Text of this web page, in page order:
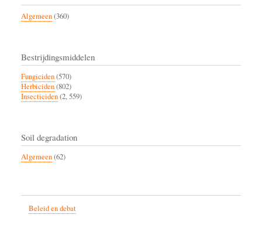
Algemeen(360)
Bestrijdingsmiddelen
Fungiciden(570)
Herbiciden(802)
Insecticiden(2, 559)
Soil degradation
Algemeen(62)
Beleid en debat